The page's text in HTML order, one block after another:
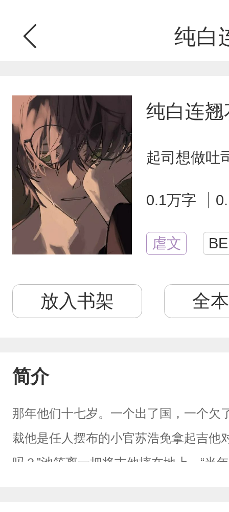
纯白
纯白连翘
起司想做吐
0.1万字
虐文 BE
放入书架 全
简介
那年他们十七岁。一个出了国，一个欠
裁他是任人摆布的小官苏浩免拿起吉他
吗？”池笙离一把将吉他摔在地上，“当